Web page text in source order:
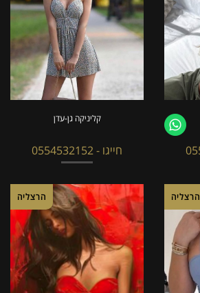
קליניקה גן-עדן
חייגו - 0554532152
הרצליה הרצליה